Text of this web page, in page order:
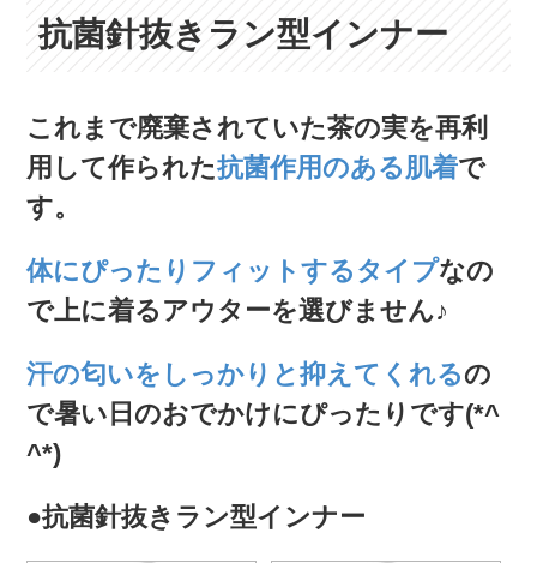
抗菌針抜きラン型インナー
これまで廃棄されていた茶の実を再利
用して作られた抗菌作用のある肌着で
す。
体にぴったりフィットするタイプなの
で上に着るアウターを選びません♪
汗の匂いをしっかりと抑えてくれるの
で暑い日のおでかけにぴったりです(*^
^*)
●抗菌針抜きラン型インナー